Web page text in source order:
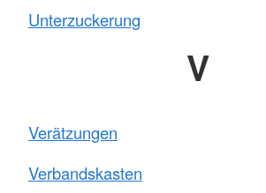
Unterzuckerung
V
Verätzungen
Verbandskasten